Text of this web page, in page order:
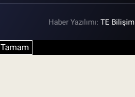
Haber Yazılımı:TE Bilişim
Tamam